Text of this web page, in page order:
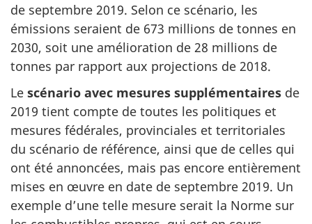
de septembre 2019. Selon ce scénario, les
émissions seraient de 673 millions de tonnes en
2030, soit une amélioration de 28 millions de
tonnes par rapport aux projections de 2018.
Le scénario avec mesures supplémentaires de
2019 tient compte de toutes les politiques et
mesures fédérales, provinciales et territoriales
du scénario de référence, ainsi que de celles qui
ont été annoncées, mais pas encore entièrement
mises en œuvre en date de septembre 2019. Un
exemple d’une telle mesure serait la Norme sur